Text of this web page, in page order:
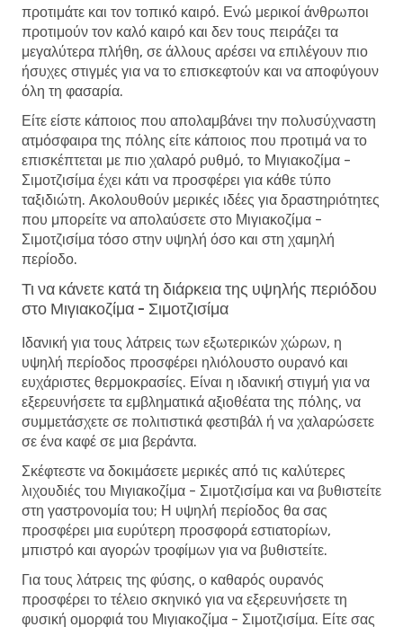
προτιμάτε και τον τοπικό καιρό. Ενώ μερικοί άνθρωποι
προτιμούν τον καλό καιρό και δεν τους πειράζει τα
μεγαλύτερα πλήθη, σε άλλους αρέσει να επιλέγουν πιο
ήσυχες στιγμές για να το επισκεφτούν και να αποφύγουν
όλη τη φασαρία.
Είτε είστε κάποιος που απολαμβάνει την πολυσύχναστη
ατμόσφαιρα της πόλης είτε κάποιος που προτιμά να το
επισκέπτεται με πιο χαλαρό ρυθμό, το Μιγιακοζίμα -
Σιμοτζισίμα έχει κάτι να προσφέρει για κάθε τύπο
ταξιδιώτη. Ακολουθούν μερικές ιδέες για δραστηριότητες
που μπορείτε να απολαύσετε στο Μιγιακοζίμα -
Σιμοτζισίμα τόσο στην υψηλή όσο και στη χαμηλή
περίοδο.
Τι να κάνετε κατά τη διάρκεια της υψηλής περιόδου
στο Μιγιακοζίμα - Σιμοτζισίμα
Ιδανική για τους λάτρεις των εξωτερικών χώρων, η
υψηλή περίοδος προσφέρει ηλιόλουστο ουρανό και
ευχάριστες θερμοκρασίες. Είναι η ιδανική στιγμή για να
εξερευνήσετε τα εμβληματικά αξιοθέατα της πόλης, να
συμμετάσχετε σε πολιτιστικά φεστιβάλ ή να χαλαρώσετε
σε ένα καφέ σε μια βεράντα.
Σκέφτεστε να δοκιμάσετε μερικές από τις καλύτερες
λιχουδιές του Μιγιακοζίμα - Σιμοτζισίμα και να βυθιστείτε
στη γαστρονομία του; Η υψηλή περίοδος θα σας
προσφέρει μια ευρύτερη προσφορά εστιατορίων,
μπιστρό και αγορών τροφίμων για να βυθιστείτε.
Για τους λάτρεις της φύσης, ο καθαρός ουρανός
προσφέρει το τέλειο σκηνικό για να εξερευνήσετε τη
φυσική ομορφιά του Μιγιακοζίμα - Σιμοτζισίμα. Είτε σας